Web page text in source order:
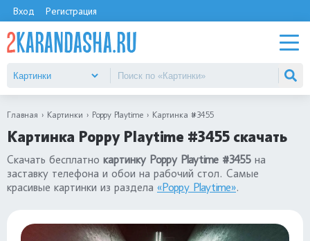
Вход Регистрация
Главная Картинки Poppy Playtime Картинка #3455
Картинка Poppy Playtime #3455 скачать
Скачать бесплатно картинку Poppy Playtime #3455 на
заставку телефона и обои на рабочий стол. Самые
красивые картинки из раздела «Poppy Playtime».